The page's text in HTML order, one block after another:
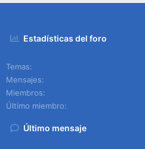
Estadísticas del foro
Temas
Mensajes
Miembros
Último miembro
Último mensaje